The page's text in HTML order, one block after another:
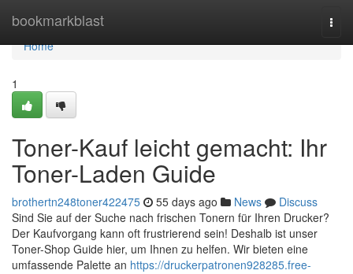
bookmarkblast
Home
Home
1
Toner-Kauf leicht gemacht: Ihr
Toner-Laden Guide
brothertn248toner422475 55 days ago News
Discuss
Sind Sie auf der Suche nach frischen Tonern für Ihren Drucker?
Der Kaufvorgang kann oft frustrierend sein! Deshalb ist unser
Toner-Shop Guide hier, um Ihnen zu helfen. Wir bieten eine
umfassende Palette an https://druckerpatronen928285.free-